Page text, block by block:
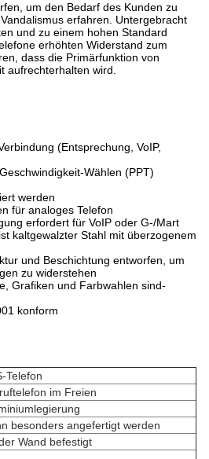
um den Bedarf des Kunden zu
erfahren. Untergebracht
und zu einem hohen Standard
erhöhten Widerstand zum
dass die Primärfunktion von
aufrechterhalten wird.
(Entsprechung, VoIP,
Wählen (PPT)
werden
für analoges Telefon
erfordert für VoIP oder G-/Mart
kaltgewalzter Stahl mit überzogenem
und Beschichtung entworfen, um
zu widerstehen
Grafiken und Farbwahlen sind-
konform
Telefon
im Freien
besonders angefertigt werden
Wand befestigt